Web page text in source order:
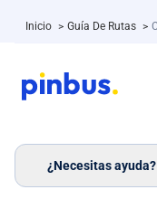
Inicio > Guía De Rutas >
¿Necesitas ayuda?